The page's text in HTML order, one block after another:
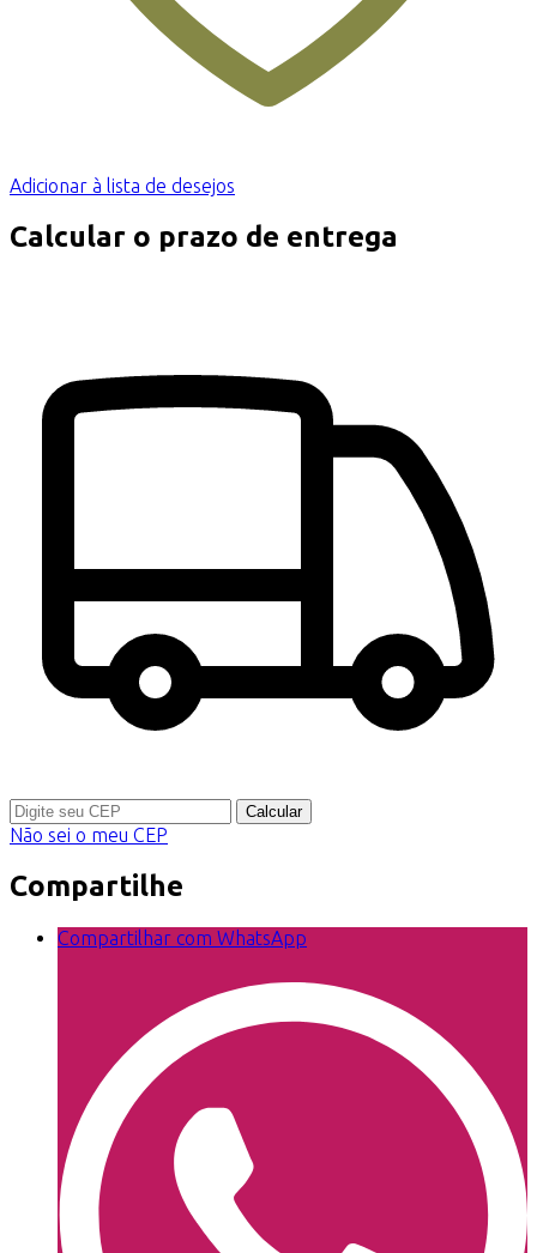
Adicionar à lista de desejos
Calcular o prazo de entrega
Calcular
Não sei o meu CEP
Compartilhe
Compartilhar com WhatsApp